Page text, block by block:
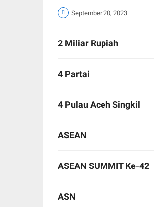
September 20, 2023
2 Miliar Rupiah
4 Partai
4 Pulau Aceh Singkil
ASEAN
ASEAN SUMMIT Ke-42
ASN